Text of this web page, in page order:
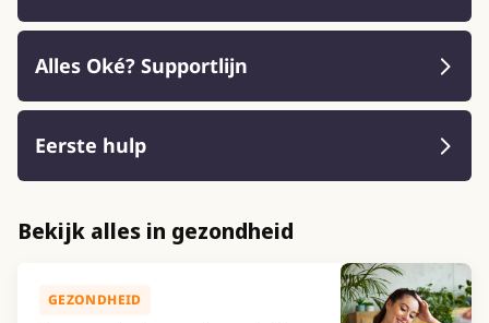
Alles Oké? Supportlijn
Eerste hulp
Bekijk alles in gezondheid
GEZONDHEID